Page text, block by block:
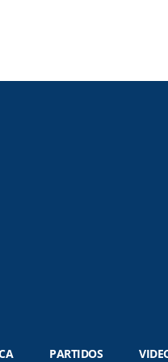
PARTIDOS